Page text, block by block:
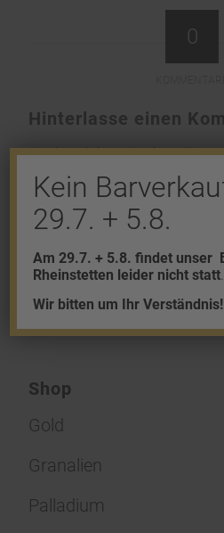
0
Hinterlasse einen
An der Diskussion
Hinterlasse uns deinen
Du musstangemeldet
Kommentar abzugeben.
Shop
Gold
Granalien
Palladium
Kein
29.7. + 5.8.
Am 29.7. + 5.8. findet unser
Rheinstetten leider nicht statt.
Wir bitten um Ihr Verständnis!